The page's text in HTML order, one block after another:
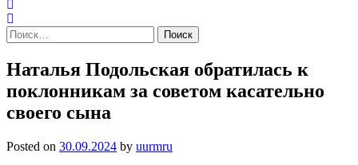
Найти:
Наталья Подольская обратилась к
поклонникам за советом касательно
своего сына
Posted on 30.09.2024 by uurmru